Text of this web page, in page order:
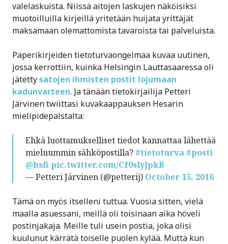
valelaskuista. Niissä aitojen laskujen näköisiksi
muotoilluilla kirjeillä yritetään huijata yrittäjät
maksamaan olemattomista tavaroista tai palveluista.
Paperikirjeiden tietoturvaongelmaa kuvaa uutinen,
jossa kerrottiin, kuinka Helsingin Lauttasaaressa oli
jätettysatojen ihmisten postit lojumaan
kadunvarteen. Ja tänään tietokirjailija Petteri
Järvinen twiittasi kuvakaappauksen Hesarin
mielipidepalstalta:
Ehkä luottamukselliset tiedot kannattaa lähettää
mieluummin sähköpostilla? #tietoturva #posti
@hsfipic.twitter.com/Cf0slyJpkB
— Petteri Järvinen (@petterij) October 15, 2016
Tämä on myös itselleni tuttua. Vuosia sitten, vielä
maalla asuessani, meillä oli toisinaan aika höveli
postinjakaja. Meille tuli usein postia, joka olisi
kuulunut kärrätä toiselle puolen kylää. Mutta kun